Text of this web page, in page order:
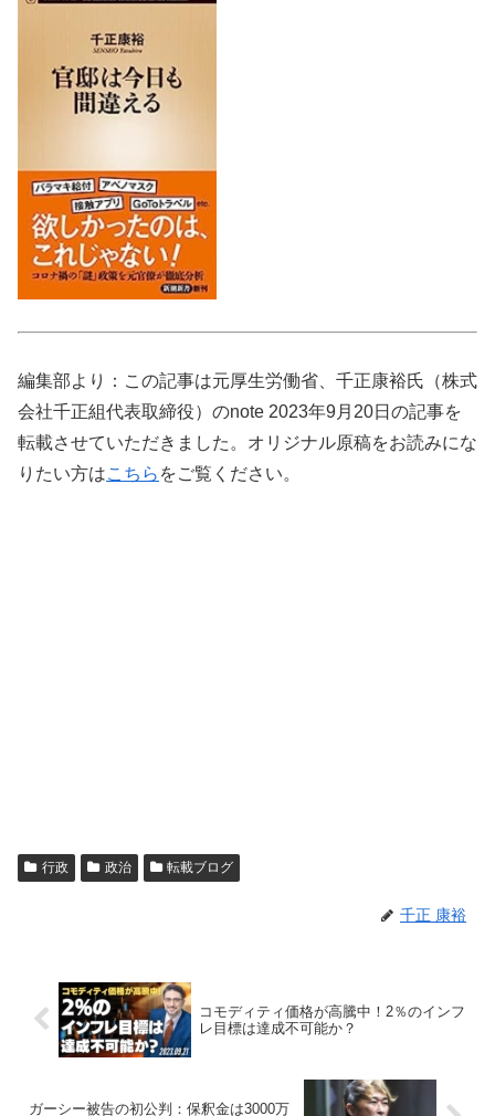
編集部より：この記事は元厚生労働省、千正康裕氏（株式
会社千正組代表取締役）のnote 2023年9月20日の記事を
転載させていただきました。オリジナル原稿をお読みにな
りたい方はこちら をご覧ください。
行政 政治 転載ブログ
千正 康裕
コモディティ価格が高騰中！2％のインフ
レ目標は達成不可能か？
ガーシー被告の初公判：保釈金は3000万